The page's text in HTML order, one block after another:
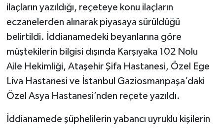
ilaçların yazıldığı, reçeteye konu ilaçların
eczanelerden alınarak piyasaya sürüldüğü
belirtildi. İddianamedeki beyanlarına göre
müştekilerin bilgisi dışında Karşıyaka 102 Nolu
Aile Hekimliği, Ataşehir Şifa Hastanesi, Özel Ege
Liva Hastanesi ve İstanbul Gaziosmanpaşa’daki
Özel Asya Hastanesi’nden reçete yazıldı.
İddianamede şüphelilerin yabancı uyruklu kişilerin